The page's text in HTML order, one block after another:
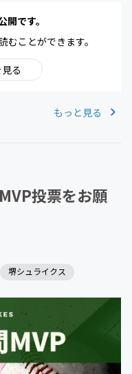
です。
むことができます。
る
もっと見る
投票をお願
堺シュライクス